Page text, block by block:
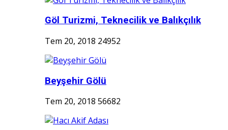
Göl Turizmi, Teknecilik ve Balıkçılık
Tem 20, 2018 24952
Beyşehir Gölü
Tem 20, 2018 56682